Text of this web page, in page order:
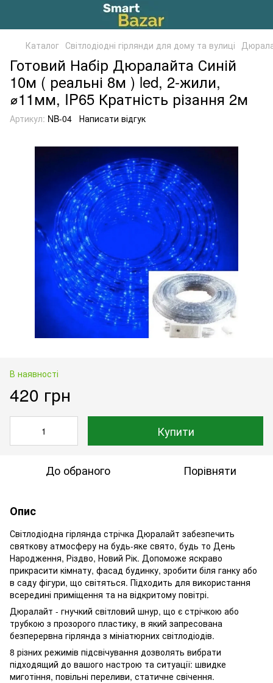
Каталог Світлодіодні гірлянди для дому та вулиці
Готовий Набір Дюралайта Синій
10м ( реальні 8м ) led, 2-жили,
⌀11мм, IP65 Кратність різання 2м
Артикул: NB-04 Написати відгук
В наявності
420 грн
Купити
До обраного Порівняти
Опис
Світлодіодна гірлянда стрічка Дюралайт забезпечить
святкову атмосферу на будь-яке свято, будь то День
Народження, Різдво, Новий Рік. Допоможе яскраво
прикрасити кімнату, фасад будинку, зробити біля ганку або
в саду фігури, що світяться. Підходить для використання
всередині приміщення та на відкритому повітрі.
Дюралайт - гнучкий світловий шнур, що є стрічкою або
трубкою з прозорого пластику, в який запресована
безперервна гірлянда з мініатюрних світлодіодів.
8 різних режимів підсвічування дозволять вибрати
підходящий до вашого настрою та ситуації: швидке
миготіння, повільні переливи, статичне свічення.